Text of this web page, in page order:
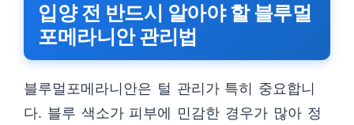
입양 전 반드시 알아야 할 블루멀
포메라니안 관리법
블루멀포메라니안은 털 관리가 특히 중요합니
다. 블루 색소가 피부에 민감한 경우가 많아 정